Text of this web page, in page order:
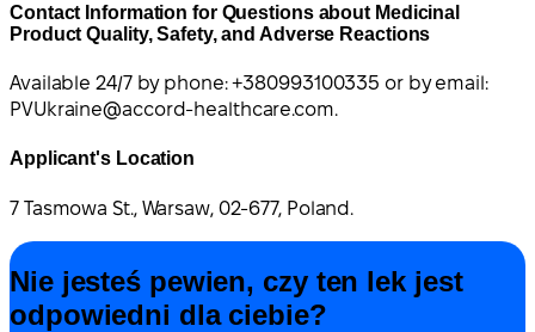
Contact Information for Questions about Medicinal
Product Quality, Safety, and Adverse Reactions
Available 24/7 by phone: +380993100335 or by email:
PVUkraine@accord-healthcare.com.
Applicant's Location
7 Tasmowa St., Warsaw, 02-677, Poland.
Nie jesteś pewien, czy ten lek jest
odpowiedni dla ciebie?